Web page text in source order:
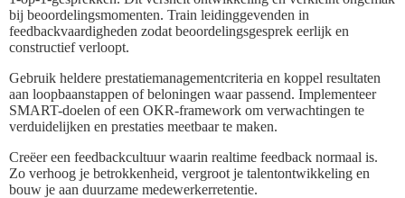
bij beoordelingsmomenten. Train leidinggevenden in
feedbackvaardigheden zodat beoordelingsgesprek eerlijk en
constructief verloopt.
Gebruik heldere prestatiemanagementcriteria en koppel resultaten
aan loopbaanstappen of beloningen waar passend. Implementeer
SMART-doelen of een OKR-framework om verwachtingen te
verduidelijken en prestaties meetbaar te maken.
Creëer een feedbackcultuur waarin realtime feedback normaal is.
Zo verhoog je betrokkenheid, vergroot je talentontwikkeling en
bouw je aan duurzame medewerkerretentie.